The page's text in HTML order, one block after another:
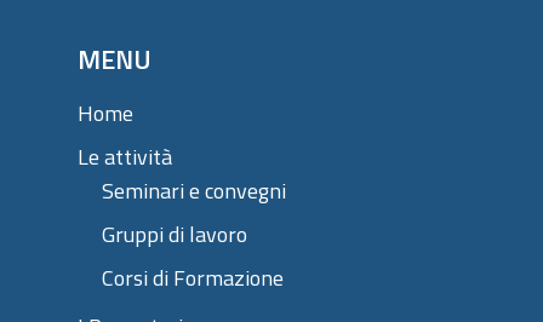
MENU
Home
Le attività
Seminari e convegni
Gruppi di lavoro
Corsi di Formazione